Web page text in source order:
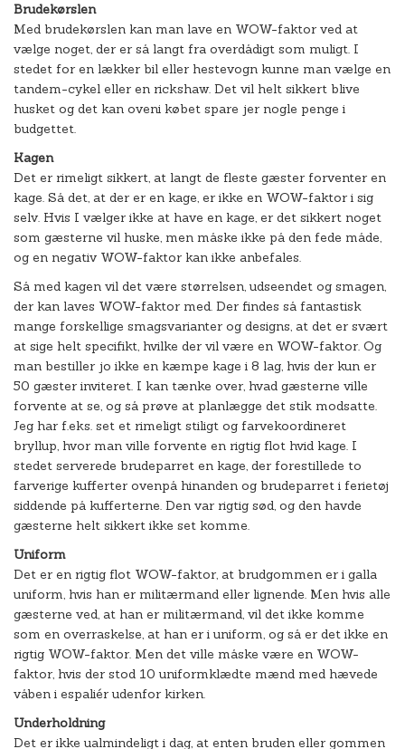
Brudekørslen
Med brudekørslen kan man lave en WOW-faktor ved at
vælge noget, der er så langt fra overdådigt som muligt. I
stedet for en lækker bil eller hestevogn kunne man vælge en
tandem-cykel eller en rickshaw. Det vil helt sikkert blive
husket og det kan oveni købet spare jer nogle penge i
budgettet.
Kagen
Det er rimeligt sikkert, at langt de fleste gæster forventer en
kage. Så det, at der er en kage, er ikke en WOW-faktor i sig
selv. Hvis I vælger ikke at have en kage, er det sikkert noget
som gæsterne vil huske, men måske ikke på den fede måde,
og en negativ WOW-faktor kan ikke anbefales.
Så med kagen vil det være størrelsen, udseendet og smagen,
der kan laves WOW-faktor med. Der findes så fantastisk
mange forskellige smagsvarianter og designs, at det er svært
at sige helt specifikt, hvilke der vil være en WOW-faktor. Og
man bestiller jo ikke en kæmpe kage i 8 lag, hvis der kun er
50 gæster inviteret. I kan tænke over, hvad gæsterne ville
forvente at se, og så prøve at planlægge det stik modsatte.
Jeg har f.eks. set et rimeligt stiligt og farvekoordineret
bryllup, hvor man ville forvente en rigtig flot hvid kage. I
stedet serverede brudeparret en kage, der forestillede to
farverige kufferter ovenpå hinanden og brudeparret i ferietøj
siddende på kufferterne. Den var rigtig sød, og den havde
gæsterne helt sikkert ikke set komme.
Uniform
Det er en rigtig flot WOW-faktor, at brudgommen er i galla
uniform, hvis han er militærmand eller lignende. Men hvis alle
gæsterne ved, at han er militærmand, vil det ikke komme
som en overraskelse, at han er i uniform, og så er det ikke en
rigtig WOW-faktor. Men det ville måske være en WOW-
faktor, hvis der stod 10 uniformklædte mænd med hævede
våben i espaliér udenfor kirken.
Underholdning
Det er ikke ualmindeligt i dag, at enten bruden eller gommen